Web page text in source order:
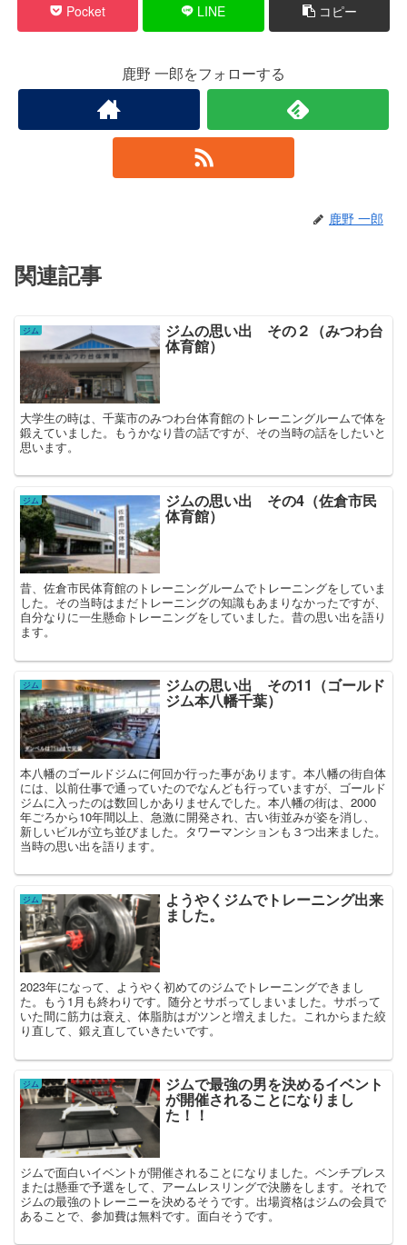
Pocket LINE コピー
鹿野 一郎をフォローする
鹿野 一郎
関連記事
ジム ジムの思い出 その２（みつわ台
体育館）
大学生の時は、千葉市のみつわ台体育館のトレーニングルームで体を
鍛えていました。もうかなり昔の話ですが、その当時の話をしたいと
思います。
ジム ジムの思い出 その4（佐倉市民
体育館）
昔、佐倉市民体育館のトレーニングルームでトレーニングをしていま
した。その当時はまだトレーニングの知識もあまりなかったですが、
自分なりに一生懸命トレーニングをしていました。昔の思い出を語り
ます。
ジム ジムの思い出 その11（ゴールド
ジム本八幡千葉）
本八幡のゴールドジムに何回か行った事があります。本八幡の街自体
には、以前仕事で通っていたのでなんども行っていますが、ゴールド
ジムに入ったのは数回しかありませんでした。本八幡の街は、2000
年ごろから10年間以上、急激に開発され、古い街並みが姿を消し、
新しいビルが立ち並びました。タワーマンションも３つ出来ました。
当時の思い出を語ります。
ジム ようやくジムでトレーニング出来
ました。
2023年になって、ようやく初めてのジムでトレーニングできまし
た。もう1月も終わりです。随分とサボってしまいました。サボって
いた間に筋力は衰え、体脂肪はガツンと増えました。これからまた絞
り直して、鍛え直していきたいです。
ジム ジムで最強の男を決めるイベント
が開催されることになりまし
た！！
ジムで面白いイベントが開催されることになりました。ベンチプレス
または懸垂で予選をして、アームレスリングで決勝をします。それで
ジムの最強のトレーニーを決めるそうです。出場資格はジムの会員で
あることで、参加費は無料です。面白そうです。